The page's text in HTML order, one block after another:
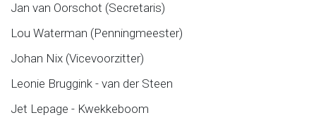
Jan van Oorschot (Secretaris)
Lou Waterman (Penningmeester)
Johan Nix (Vicevoorzitter)
Leonie Bruggink - van der Steen
Jet Lepage - Kwekkeboom